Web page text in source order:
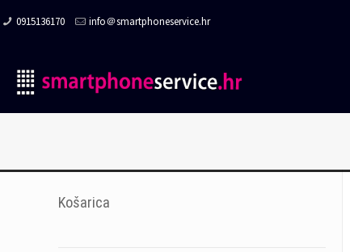
0915136170 info＠smartphoneservice.hr
Košarica